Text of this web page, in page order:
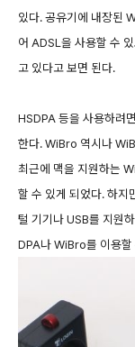
있다. 공유기에 내장된
어 ADSL을 사용할 수
고 있다고 보면 된다.
HSDPA 등을 사용하려
한다. WiBro 역시나
최근에 맥을 지원하는
할 수 있게 되었다. 하지
털 기기나 USB를 지원
DPA나 WiBro를 이용할